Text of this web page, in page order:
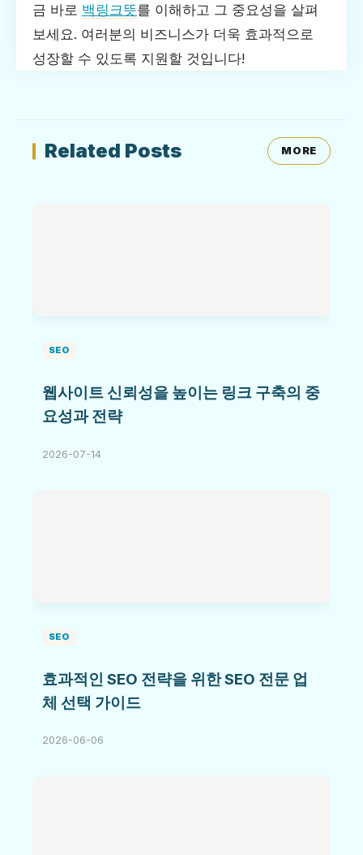
금 바로 백링크뜻를 이해하고 그 중요성을 살펴
보세요. 여러분의 비즈니스가 더욱 효과적으로
성장할 수 있도록 지원할 것입니다!
Related Posts MORE
SEO
웹사이트 신뢰성을 높이는 링크 구축의 중
요성과 전략
2026-07-14
SEO
효과적인 SEO 전략을 위한 SEO 전문 업
체 선택 가이드
2026-06-06